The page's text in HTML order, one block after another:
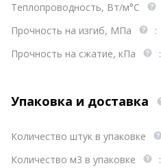
Теплопроводность, Вт/м°С
Прочность на изгиб, МПа
:
Прочность на сжатие, кПа
:
Упаковка и доставка
Количество штук в упаковке
Количество м3 в упаковке
: